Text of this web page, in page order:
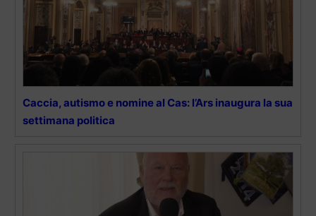
Caccia, autismo e nomine al Cas: l’Ars inaugura la sua
settimana politica